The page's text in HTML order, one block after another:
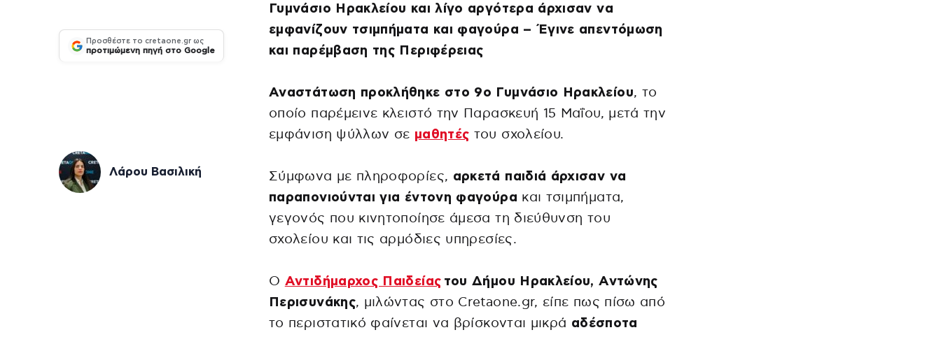
Προσθέστε το cretaone.gr ως
προτιμώμενη πηγή στο Google
Λάρου Βασιλική
Γυμνάσιο Ηρακλείου και λίγο αργότερα άρχισαν να
εμφανίζουν τσιμπήματα και φαγούρα – Έγινε απεντόμωση
και παρέμβαση της Περιφέρειας
Αναστάτωση προκλήθηκε στο 9ο Γυμνάσιο Ηρακλείου, το
οποίο παρέμεινε κλειστό την Παρασκευή 15 Μαΐου, μετά την
εμφάνιση ψύλλων σε μαθητές του σχολείου.
Σύμφωνα με πληροφορίες, αρκετά παιδιά άρχισαν να
παραπονιούνται για έντονη φαγούρα και τσιμπήματα,
γεγονός που κινητοποίησε άμεσα τη διεύθυνση του
σχολείου και τις αρμόδιες υπηρεσίες.
Ο Αντιδήμαρχος Παιδείας του Δήμου Ηρακλείου, Αντώνης
Περισυνάκης, μιλώντας στο Cretaone.gr, είπε πως πίσω από
το περιστατικό φαίνεται να βρίσκονται μικρά αδέσποτα